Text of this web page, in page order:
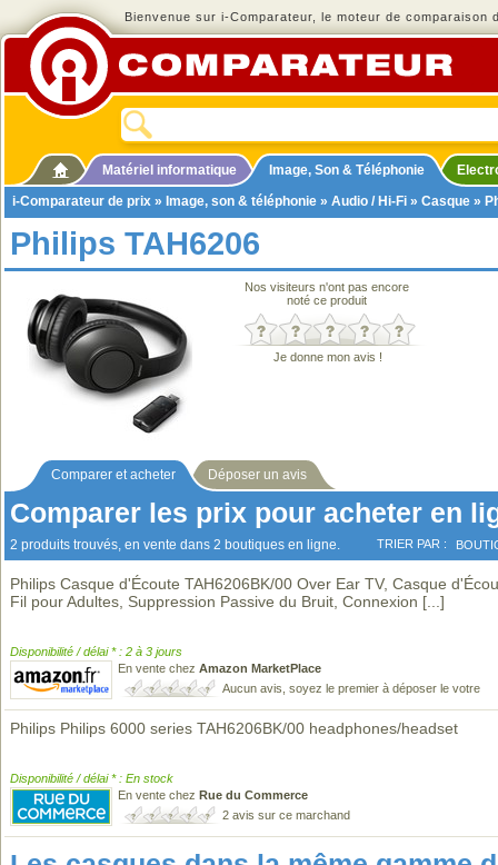
Bienvenue sur i-Comparateur, le moteur de comparaison
Matériel informatique Image, Son & Téléphonie
i-Comparateur de prix » Image, son & téléphonie » Audio / Hi-Fi » Casque »
Philips TAH6206
Nos visiteurs n'ont pas encore
noté ce produit
Je donne mon avis !
Comparer et acheter Déposer un avis
Comparer les prix pour acheter en
2 produits trouvés, en vente dans 2 boutiques en ligne. TRIER PAR :
Philips Casque d'Écoute TAH6206BK/00 Over Ear TV, Casque
Fil pour Adultes, Suppression Passive du Bruit, Connexion [...]
Disponibilité / délai * : 2 à 3 jours
En vente chez Amazon MarketPlace
Aucun avis, soyez le premier à déposer le votre
Philips Philips 6000 series TAH6206BK/00 headphones/headset
Disponibilité / délai * : En stock
En vente chez Rue du Commerce
2 avis sur ce marchand